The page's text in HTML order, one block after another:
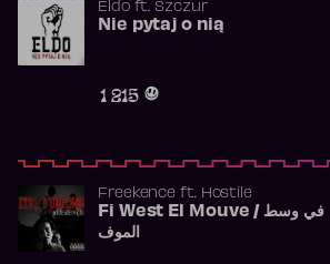
Eldoft. Szczur
Nie pytaj o nią
1 215
Freekence ft. Hostile
Fi West El Mouve / في وسط
الموف